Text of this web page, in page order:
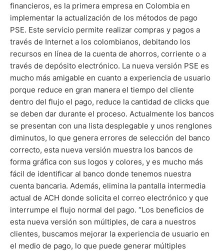
financieros, es la primera empresa en Colombia en
implementar la actualización de los métodos de pago
PSE. Este servicio permite realizar compras y pagos a
través de Internet a los colombianos, debitando los
recursos en línea de la cuenta de ahorros, corriente o a
través de depósito electrónico. La nueva versión PSE es
mucho más amigable en cuanto a experiencia de usuario
porque reduce en gran manera el tiempo del cliente
dentro del flujo el pago, reduce la cantidad de clicks que
se deben dar durante el proceso. Actualmente los bancos
se presentan con una lista desplegable y unos renglones
diminutos, lo que genera errores de selección del banco
correcto, esta nueva versión muestra los bancos de
forma gráfica con sus logos y colores, y es mucho más
fácil de identificar al banco donde tenemos nuestra
cuenta bancaria. Además, elimina la pantalla intermedia
actual de ACH donde solicita el correo electrónico y que
interrumpe el flujo normal del pago. “Los beneficios de
esta nueva versión son múltiples, de cara a nuestros
clientes, buscamos mejorar la experiencia de usuario en
el medio de pago, lo que puede generar múltiples